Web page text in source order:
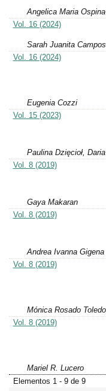
Angelica Maria
Vol. 16 (2024)
Sarah Juanita
Vol. 16 (2024)
Eugenia Cozzi
Vol. 15 (2023)
Paulina Dzięcioł,
Vol. 8 (2019)
Gaya Makaran
Vol. 8 (2019)
Andrea Ivanna Gigena
Vol. 8 (2019)
Mónica Rosado
Vol. 8 (2019)
Mariel R. Lucero
Elementos 1 - 9 de 9